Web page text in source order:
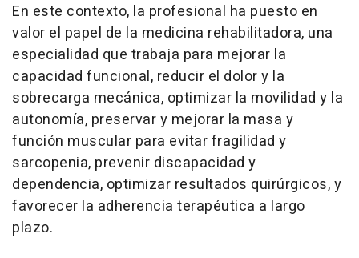
En este contexto, la profesional ha puesto en
valor el papel de la medicina rehabilitadora, una
especialidad que trabaja para mejorar la
capacidad funcional, reducir el dolor y la
sobrecarga mecánica, optimizar la movilidad y la
autonomía, preservar y mejorar la masa y
función muscular para evitar fragilidad y
sarcopenia, prevenir discapacidad y
dependencia, optimizar resultados quirúrgicos, y
favorecer la adherencia terapéutica a largo
plazo.